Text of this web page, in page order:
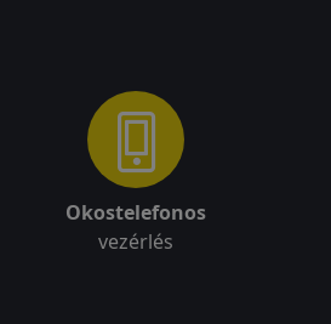
Okostelefonos
vezérlés